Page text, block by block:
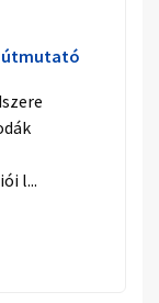
útmutató
l...